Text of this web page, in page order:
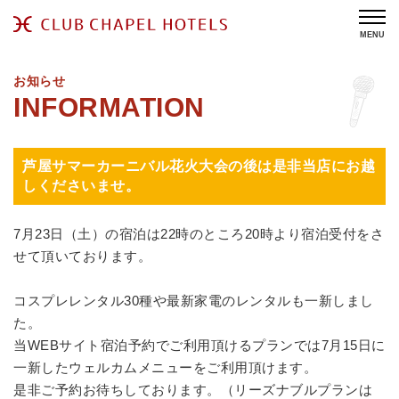
MENU
お知らせ
芦屋サマーカーニバル花火大会の後は是非当店にお越
しくださいませ。
7月23日（土）の宿泊は22時のところ20時より宿泊受付をさ
せて頂いております。
コスプレレンタル30種や最新家電のレンタルも一新しまし
た。
当WEBサイト宿泊予約でご利用頂けるプランでは7月15日に
一新したウェルカムメニューをご利用頂けます。
是非ご予約お待ちしております。（リーズナブルプランは